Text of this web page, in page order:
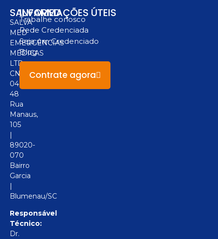
SALVAMED
SALVA
MED
EMERGÊNCIAS
MÉDICAS
LTD
CNPJ:
04.094.517/0001-
48
Rua
Manaus,
105
|
89020-
070
Bairro
Garcia
|
Blumenau/SC
Responsável
Técnico:
Dr.
INFORMAÇÕES ÚTEIS
Trabalhe conosco
Rede Credenciada
Seja um Credenciado
Blog
Contrate agora